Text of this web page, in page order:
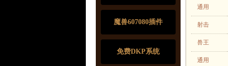
魔兽607080插件
免费DKP系统
通用
射击
兽王
通用